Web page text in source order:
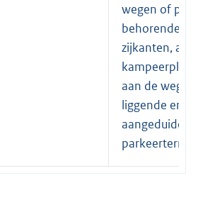
wegen of
behorende
zijkanten,
aan de
liggende en
aangeduide